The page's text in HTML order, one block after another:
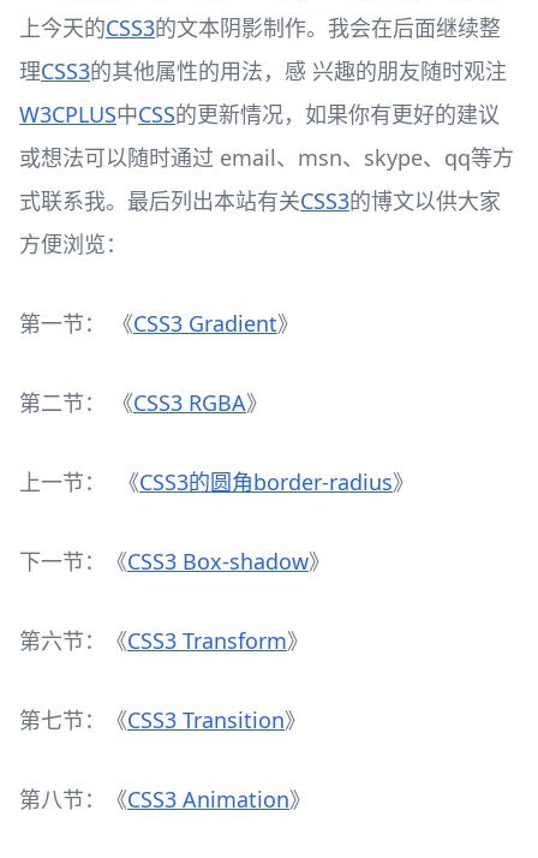
上今天的CSS3的文本阴影制作。我会在后面继续整
理CSS3的其他属性的用法，感 兴趣的朋友随时观注
W3CPLUS中CSS的更新情况，如果你有更好的建议
或想法可以随时通过 email、msn、skype、qq等方
式联系我。最后列出本站有关CSS3的博文以供大家
方便浏览：
第一节： 《CSS3 Gradient》
第二节： 《CSS3 RGBA》
上一节： 《CSS3的圆角border-radius》
下一节：《CSS3 Box-shadow》
第六节：《CSS3 Transform》
第七节：《CSS3 Transition》
第八节：《CSS3 Animation》